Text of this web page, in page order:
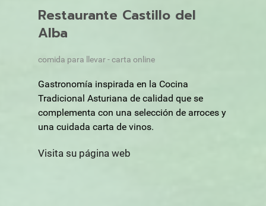
Restaurante Castillo del
Alba
comida para llevar - carta online
Gastronomía inspirada en la Cocina
Tradicional Asturiana de calidad que se
complementa con una selección de arroces y
una cuidada carta de vinos.
Visita su página web